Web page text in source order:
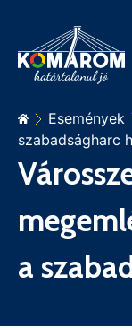
Események
szabadságharc
a